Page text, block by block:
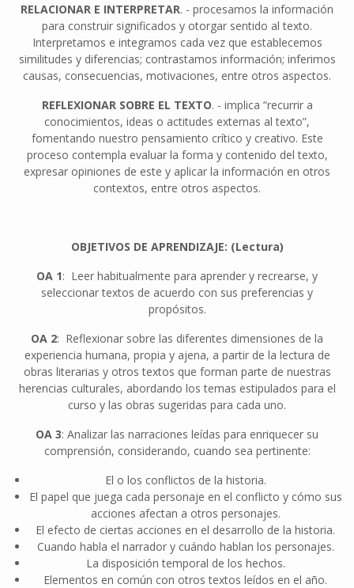
RELACIONAR E INTERPRETAR. - procesamos la información
para construir significados y otorgar sentido al texto.
Interpretamos e integramos cada vez que establecemos
similitudes y diferencias; contrastamos información; inferimos
causas, consecuencias, motivaciones, entre otros aspectos.
REFLEXIONAR SOBRE EL TEXTO. - implica “recurrir a
conocimientos, ideas o actitudes externas al texto”,
fomentando nuestro pensamiento crítico y creativo. Este
proceso contempla evaluar la forma y contenido del texto,
expresar opiniones de este y aplicar la información en otros
contextos, entre otros aspectos.
OBJETIVOS DE APRENDIZAJE: (Lectura)
OA 1: Leer habitualmente para aprender y recrearse, y
seleccionar textos de acuerdo con sus preferencias y
propósitos.
OA 2: Reflexionar sobre las diferentes dimensiones de la
experiencia humana, propia y ajena, a partir de la lectura de
obras literarias y otros textos que forman parte de nuestras
herencias culturales, abordando los temas estipulados para el
curso y las obras sugeridas para cada uno.
OA 3: Analizar las narraciones leídas para enriquecer su
comprensión, considerando, cuando sea pertinente:
El o los conflictos de la historia.
El papel que juega cada personaje en el conflicto y cómo sus
acciones afectan a otros personajes.
El efecto de ciertas acciones en el desarrollo de la historia.
Cuando habla el narrador y cuándo hablan los personajes.
La disposición temporal de los hechos.
Elementos en común con otros textos leídos en el año.